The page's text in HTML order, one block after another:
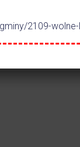
2109-